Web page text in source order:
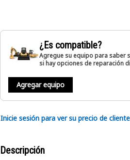
¿Es compatible?
Agregue su equipo para saber
si hay opciones de reparación
Agregar equipo
Inicie sesión para ver su precio de cliente
Descripción